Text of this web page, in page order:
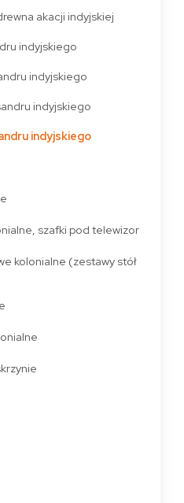
akacji indyjskiej
indyjskiego
indyjskiego
indyjskiego
indyjskiego
szafki pod telewizor
kolonialne (zestawy stół